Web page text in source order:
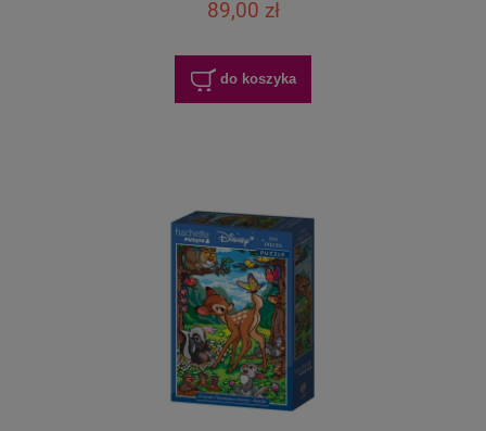
89,00 zł
do koszyka